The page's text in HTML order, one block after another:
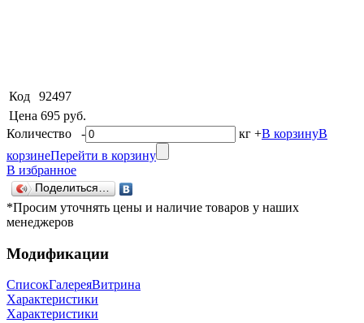
Код
92497
Цена 695 руб.
Количество - кг +В корзинуВ
корзинеПерейти в корзину
В избранное
Поделиться…
*Просим уточнять цены и наличие товаров у наших
менеджеров
Модификации
СписокГалереяВитрина
Характеристики
Характеристики